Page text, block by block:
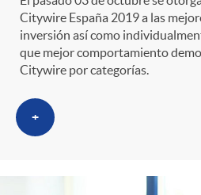
m
i
c
l
t
t
e
n
Citywire España 2019 a las
inversión así como
que mejor comportamiento
Citywire por categorías.
+